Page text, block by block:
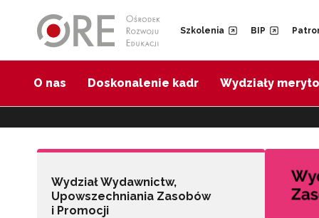
Szkolenia BIP
O nas Doskonalenie kadr Wydziały
Wydział Wydawnictw,
Upowszechniania Zasobów
i Promocji